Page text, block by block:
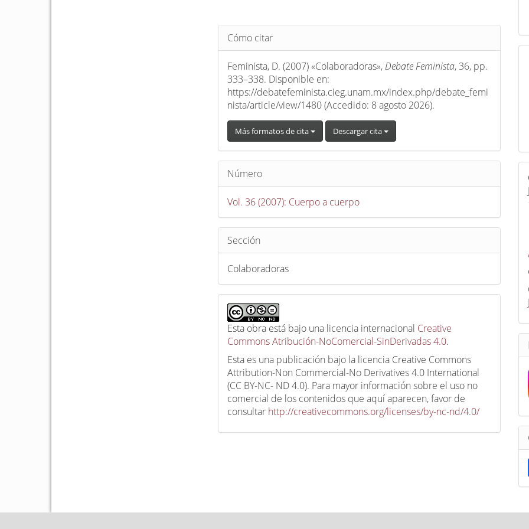
Detalles
del
artículo
Cómo citar
Feminista, D. (2007) «Colaboradoras», Debate Feminista, 36, pp.
333–338. Disponible en:
https://debatefeminista.cieg.unam.mx/index.php/debate_femi
nista/article/view/1480 (Accedido: 8 agosto 2026).
Más formatos de cita Descargar cita
Número
Vol. 36 (2007): Cuerpo a cuerpo
Sección
Colaboradoras
Esta obra está bajo una licencia internacional Creative
Commons Atribución-NoComercial-SinDerivadas 4.0.
Esta es una publicación bajo la licencia Creative Commons
Attribution-Non Commercial-No Derivatives 4.0 International
(CC BY-NC- ND 4.0). Para mayor información sobre el uso no
comercial de los contenidos que aquí aparecen, favor de
consultar http://creativecommons.org/licenses/by-nc-nd/4.0/
t
i